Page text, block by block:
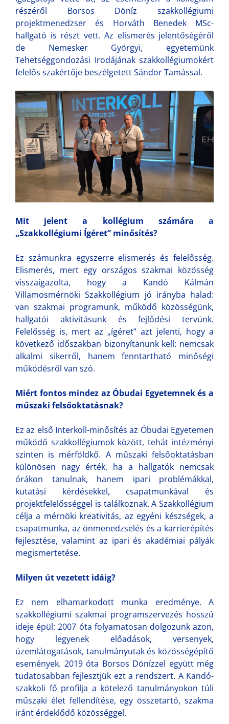
részéről Borsos Döníz szakkollégiumi
projektmenedzser és Horváth Benedek MSc-
hallgató is részt vett. Az elismerés jelentőségéről
de Nemesker Györgyi, egyetemünk
Tehetséggondozási Irodájának szakkollégiumokért
felelős szakértője beszélgetett Sándor Tamással.
Mit jelent a kollégium számára a
„Szakkollégiumi Ígéret” minősítés?
Ez számunkra egyszerre elismerés és felelősség.
Elismerés, mert egy országos szakmai közösség
visszaigazolta, hogy a Kandó Kálmán
Villamosmérnöki Szakkollégium jó irányba halad:
van szakmai programunk, működő közösségünk,
hallgatói aktivitásunk és fejlődési tervünk.
Felelősség is, mert az „ígéret” azt jelenti, hogy a
következő időszakban bizonyítanunk kell: nemcsak
alkalmi sikerről, hanem fenntartható minőségi
működésről van szó.
Miért fontos mindez az Óbudai Egyetemnek és a
műszaki felsőoktatásnak?
Ez az első Interkoll-minősítés az Óbudai Egyetemen
működő szakkollégiumok között, tehát intézményi
szinten is mérföldkő. A műszaki felsőoktatásban
különösen nagy érték, ha a hallgatók nemcsak
órákon tanulnak, hanem ipari problémákkal,
kutatási kérdésekkel, csapatmunkával és
projektfelelősséggel is találkoznak. A Szakkollégium
célja a mérnöki kreativitás, az egyéni készségek, a
csapatmunka, az önmenedzselés és a karrierépítés
fejlesztése, valamint az ipari és akadémiai pályák
megismertetése.
Milyen út vezetett idáig?
Ez nem elhamarkodott munka eredménye. A
szakkollégiumi szakmai programszervezés hosszú
ideje épül: 2007 óta folyamatosan dolgozunk azon,
hogy legyenek előadások, versenyek,
üzemlátogatások, tanulmányutak és közösségépítő
események. 2019 óta Borsos Dönízzel együtt még
tudatosabban fejlesztjük ezt a rendszert. A Kandó-
szakkoli fő profilja a kötelező tanulmányokon túli
műszaki élet fellendítése, egy összetartó, szakma
iránt érdeklődő közösséggel.